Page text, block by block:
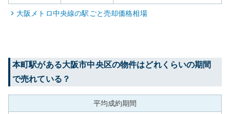
大阪メトロ中央線の駅ごと売却価格相場
本町駅がある大阪市中央区の物件はどれくらいの期間
で売れている？
平均成約期間